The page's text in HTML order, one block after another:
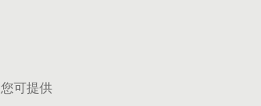
您可提供